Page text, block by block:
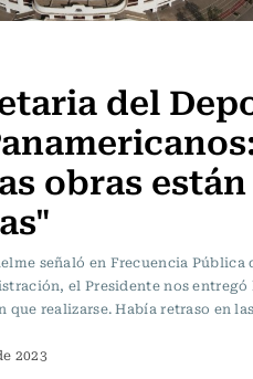
del
obras
señaló en Frecuencia Pública
el Presidente nos entregó
que realizarse. Había retraso en
2023